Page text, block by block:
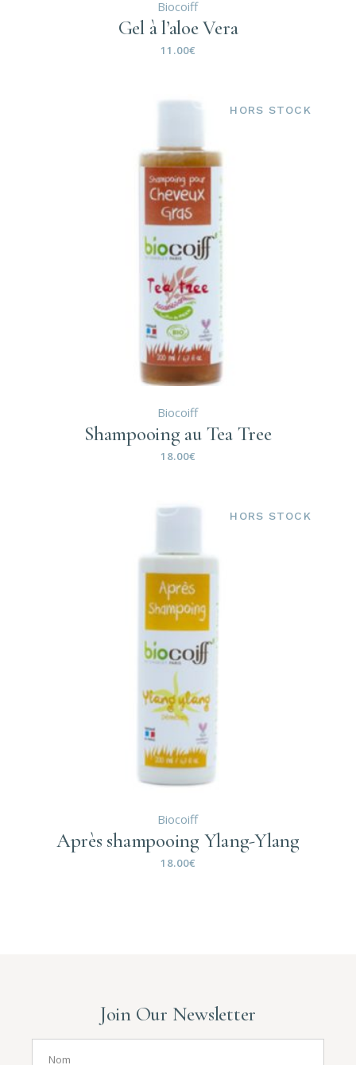
Biocoiff
Gel à l’aloe Vera
11.00€
HORS STOCK
Biocoiff
Shampooing au Tea Tree
18.00€
HORS STOCK
Biocoiff
Après shampooing Ylang-Ylang
18.00€
Join Our Newsletter